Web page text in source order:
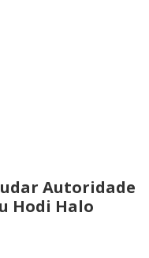
Autoridade
Hodi Halo